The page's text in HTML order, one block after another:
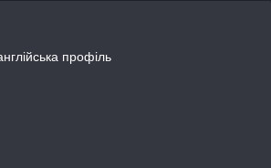
профіль